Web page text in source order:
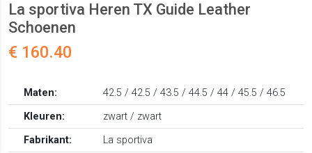
La sportiva Heren TX Guide Leather
Schoenen
€ 160.40
Maten:
42.5 / 42.5 / 43.5 / 44.5 / 44 / 45.5 / 46.5
Kleuren:
zwart / zwart
Fabrikant:
La sportiva